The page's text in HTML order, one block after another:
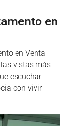
en
en Venta
vistas más
escuchar
con vivir